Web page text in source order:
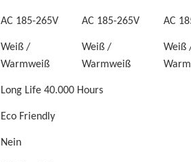
AC 185-265V AC 185-265V AC
Weiß /
Warmweiß
Weiß /
Warmweiß
Weiß
Long Life 40.000 Hours
Eco Friendly
Nein